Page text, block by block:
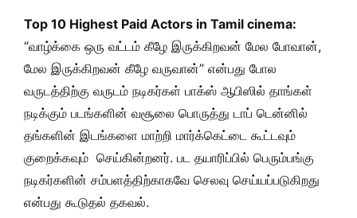
Top 10 Highest Paid Actors in Tamil cinema:
“வாழ்க்கை ஒரு வட்டம் கீழே இருக்கிறவன் மேல போவான்,
மேல இருக்கிறவன் கீழே வருவான்” என்பது போல
வருடத்திற்கு வருடம் நடிகர்கள் பாக்ஸ் ஆபிஸில் தாங்கள்
நடிக்கும் படங்களின் வசூலை பொருத்து டாப் டென்னில்
தங்களின் இடங்களை மாற்றி மார்க்கெட்டை கூட்டவும்
குறைக்கவும் செய்கின்றனர். பட தயாரிப்பில் பெரும்பங்கு
நடிகர்களின் சம்பளத்திற்காகவே செலவு செய்யப்படுகிறது
என்பது கூடுதல் தகவல்.